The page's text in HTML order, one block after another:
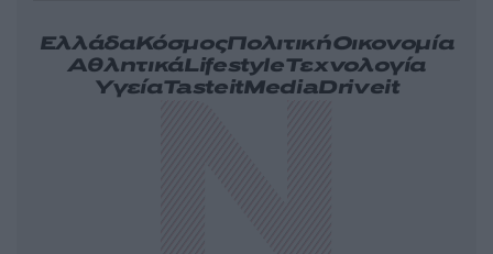
ΕλλάδαΚόσμοςΠολιτικήΟικονομία
ΑθλητικάLifestyleΤεχνολογία
ΥγείαTasteitMediaDriveit